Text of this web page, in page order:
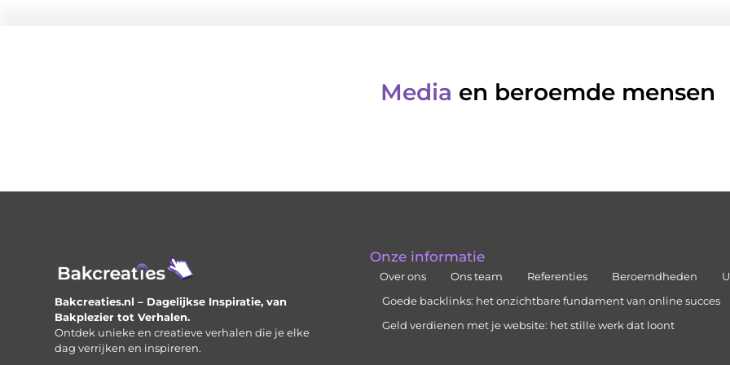
Media en beroemde mensen
Bakcreaties.nl – Dagelijkse Inspiratie, van
Bakplezier tot Verhalen.
Ontdek unieke en creatieve verhalen die je elke
dag verrijken en inspireren.
Onze informatie
Over ons Ons team Referenties Beroemdheden
Goede backlinks: het onzichtbare fundament van online succes
Geld verdienen met je website: het stille werk dat loont